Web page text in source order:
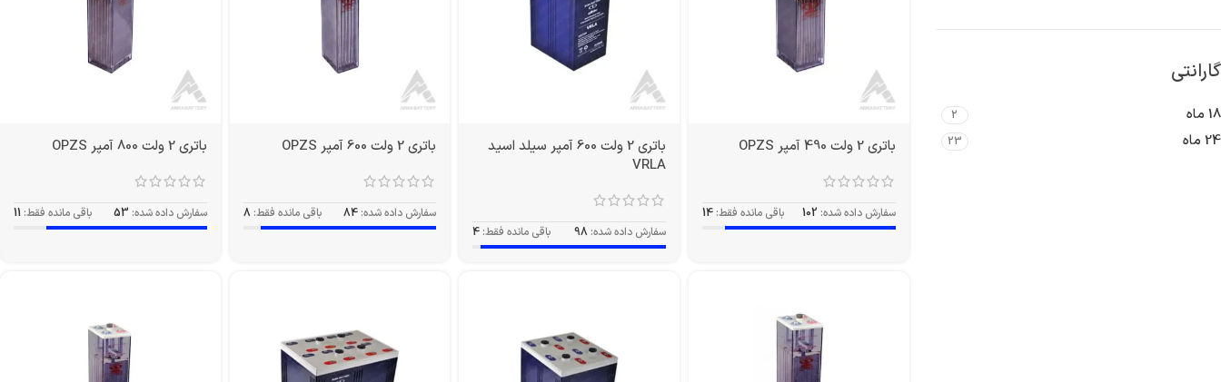
گارانتی
18 ماه 2
24 ماه 23 باتری 2 ولت 490 آمپر OPZS
سفارش داده شده: 102 باقی مانده فقط: 14
باتری 2 ولت 600 آمپر سیلد اسید
VRLA
سفارش داده شده: 98 باقی مانده فقط: 4
باتری 2 ولت 600 آمپر OPZS
سفارش داده شده: 84 باقی مانده فقط: 8
باتری 2 ولت 800 آمپر OPZS
سفارش داده شده: 53 باقی مانده فقط: 11